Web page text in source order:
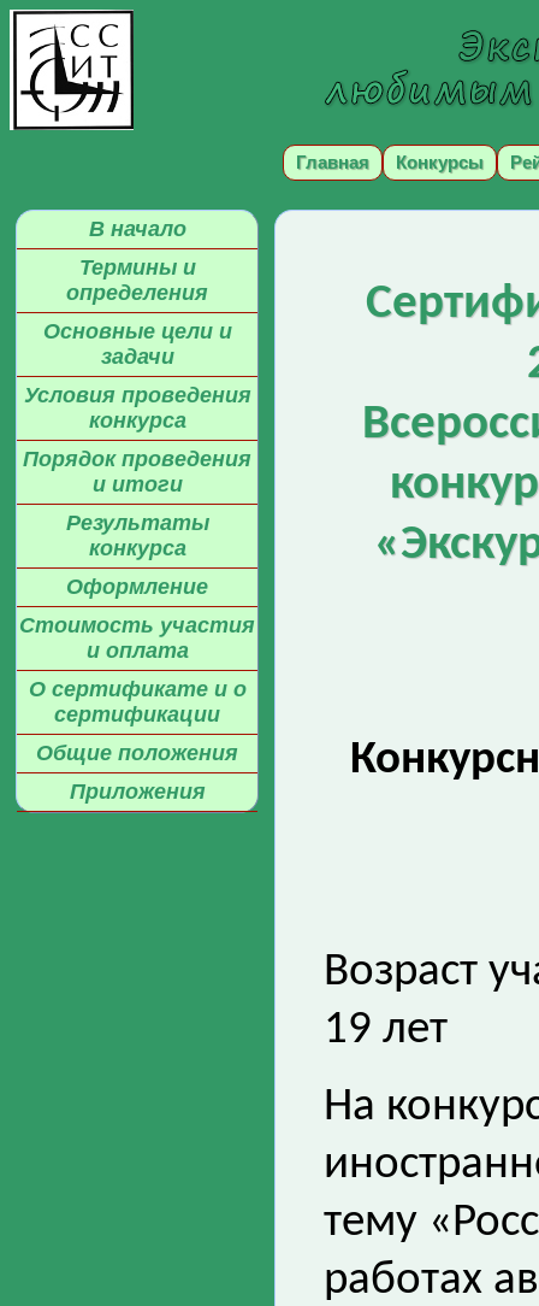
Главная Конкурсы
В начало
Термины и
определения
Основные цели и
задачи
Условия проведения
конкурса
Порядок проведения
и итоги
Результаты
конкурса
Оформление
Стоимость участия
и оплата
О сертификате и о
сертификации
Общие положения
Приложения
Возраст
19 лет
На
тему
работах